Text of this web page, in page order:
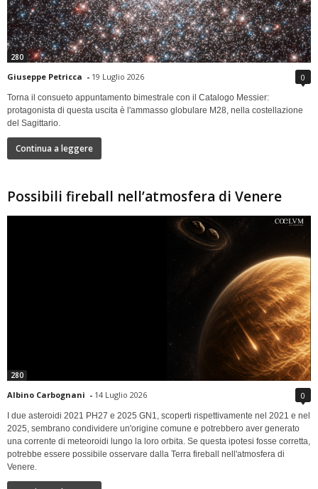
280
Giuseppe Petricca - 19 Luglio 2026 0
Torna il consueto appuntamento bimestrale con il Catalogo Messier:
protagonista di questa uscita è l'ammasso globulare M28, nella costellazione
del Sagittario.
Continua a leggere
Possibili fireball nell’atmosfera di Venere
280
Albino Carbognani - 14 Luglio 2026 0
I due asteroidi 2021 PH27 e 2025 GN1, scoperti rispettivamente nel 2021 e nel
2025, sembrano condividere un'origine comune e potrebbero aver generato
una corrente di meteoroidi lungo la loro orbita. Se questa ipotesi fosse corretta,
potrebbe essere possibile osservare dalla Terra fireball nell'atmosfera di
Venere.